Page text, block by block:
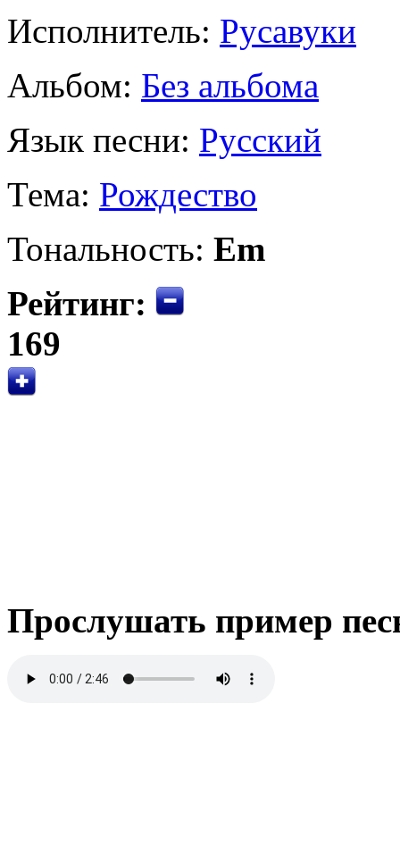
Исполнитель: Русавуки
Альбом: Без альбома
Язык песни: Русский
Тема: Рождество
Тональность: Em
Рейтинг:
169
Прослушать пример